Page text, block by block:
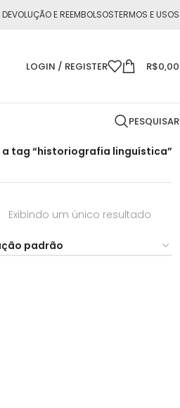
E REEMBOLSOSTERMOS E USOS
LOGIN / REGISTER R$0,00
PESQUISAR
tag “historiografia linguística”
Exibindo um único resultado